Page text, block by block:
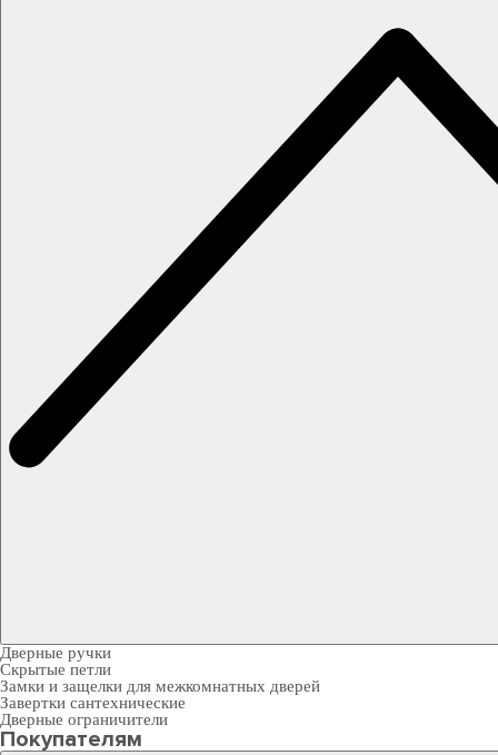
Дверные ручки
Скрытые петли
Замки и защелки для межкомнатных дверей
Завертки сантехнические
Дверные ограничители
Покупателям